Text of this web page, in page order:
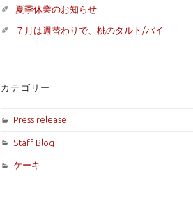
夏季休業のお知らせ
７月は週替わりで、桃のタルト/パイ
カテゴリー
Press release
Staff Blog
ケーキ